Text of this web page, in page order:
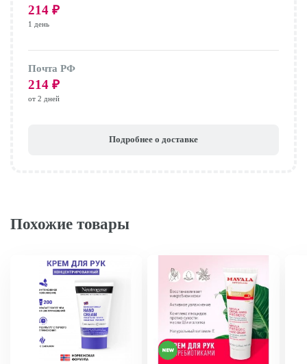
214 ₽
1 день
Почта РФ
214 ₽
от 2 дней
Подробнее о доставке
Похожие товары